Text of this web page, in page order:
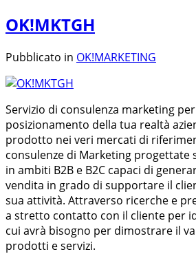
OK!MKTGH
Pubblicato in OK!MARKETING
Servizio di consulenza marketing
posizionamento della tua realtà
prodotto nei veri mercati di
consulenze di Marketing progettate
in ambiti B2B e B2C capaci di
vendita in grado di supportare il
sua attività. Attraverso ricerche e
a stretto contatto con il cliente per
cui avrà bisogno per dimostrare il
prodotti e servizi.